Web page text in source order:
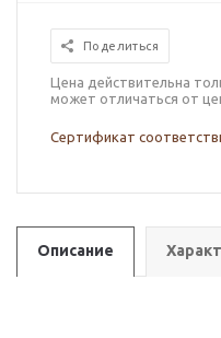
Поделиться
Цена действительна
может отличаться от
Сертификат
Описание